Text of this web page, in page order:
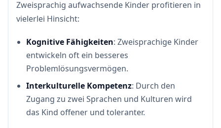
Zweisprachig aufwachsende Kinder profitieren in
vielerlei Hinsicht:
Kognitive Fähigkeiten: Zweisprachige Kinder
entwickeln oft ein besseres
Problemlösungsvermögen.
Interkulturelle Kompetenz: Durch den
Zugang zu zwei Sprachen und Kulturen wird
das Kind offener und toleranter.